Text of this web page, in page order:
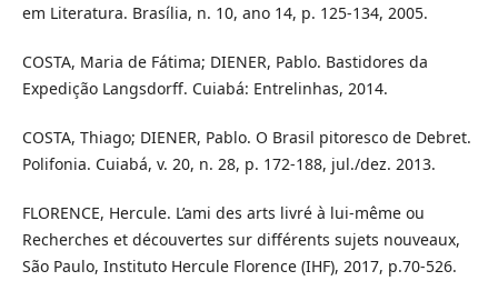
em Literatura. Brasília, n. 10, ano 14, p. 125-134, 2005.
COSTA, Maria de Fátima; DIENER, Pablo. Bastidores da
Expedição Langsdorff. Cuiabá: Entrelinhas, 2014.
COSTA, Thiago; DIENER, Pablo. O Brasil pitoresco de Debret.
Polifonia. Cuiabá, v. 20, n. 28, p. 172-188, jul./dez. 2013.
FLORENCE, Hercule. L’ami des arts livré à lui-même ou
Recherches et découvertes sur différents sujets nouveaux,
São Paulo, Instituto Hercule Florence (IHF), 2017, p.70-526.